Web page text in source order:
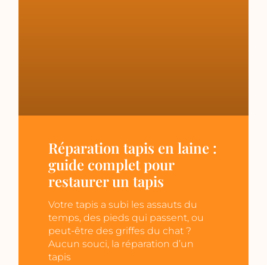
Réparation tapis en laine :
guide complet pour
restaurer un tapis
Votre tapis a subi les assauts du
temps, des pieds qui passent, ou
peut-être des griffes du chat ?
Aucun souci, la réparation d’un
tapis